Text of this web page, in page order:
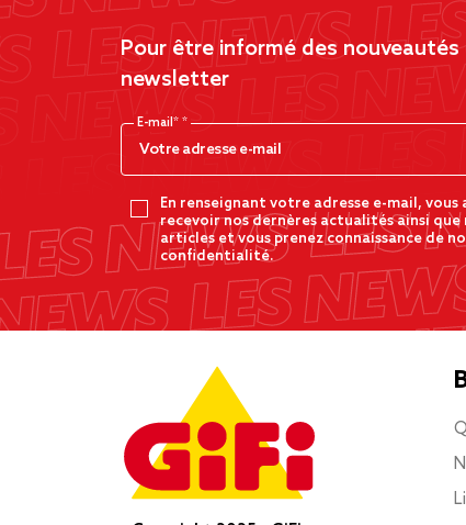
Pour être informé des
newsletter
E-mail*
En renseignant votre adresse e-mail, vous
recevoir nos dernères actualités ainsi que
articles et vous prenez connaissance de
confidentialité.